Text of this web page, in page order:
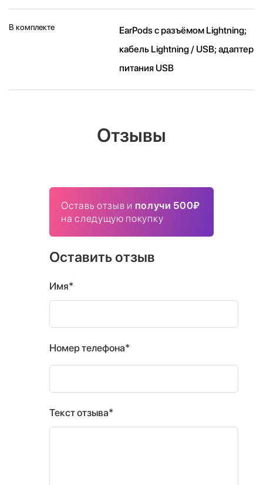
В комплекте
EarPods с разъёмом Lightning;
кабель Lightning / USB; адаптер
питания USB
Отзывы
Оставь отзыв и получи 500₽
на следущую покупку
Оставить отзыв
Имя*
Номер телефона*
Текст отзыва*